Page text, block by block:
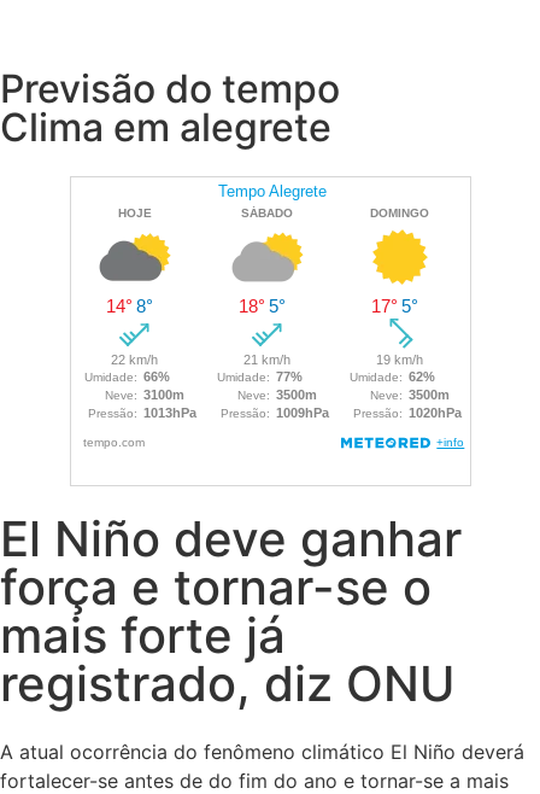
Previsão do tempo
Clima em alegrete
El Niño deve ganhar
força e tornar-se o
mais forte já
registrado, diz ONU
A atual ocorrência do fenômeno climático El Niño deverá
fortalecer-se antes de do fim do ano e tornar-se a mais